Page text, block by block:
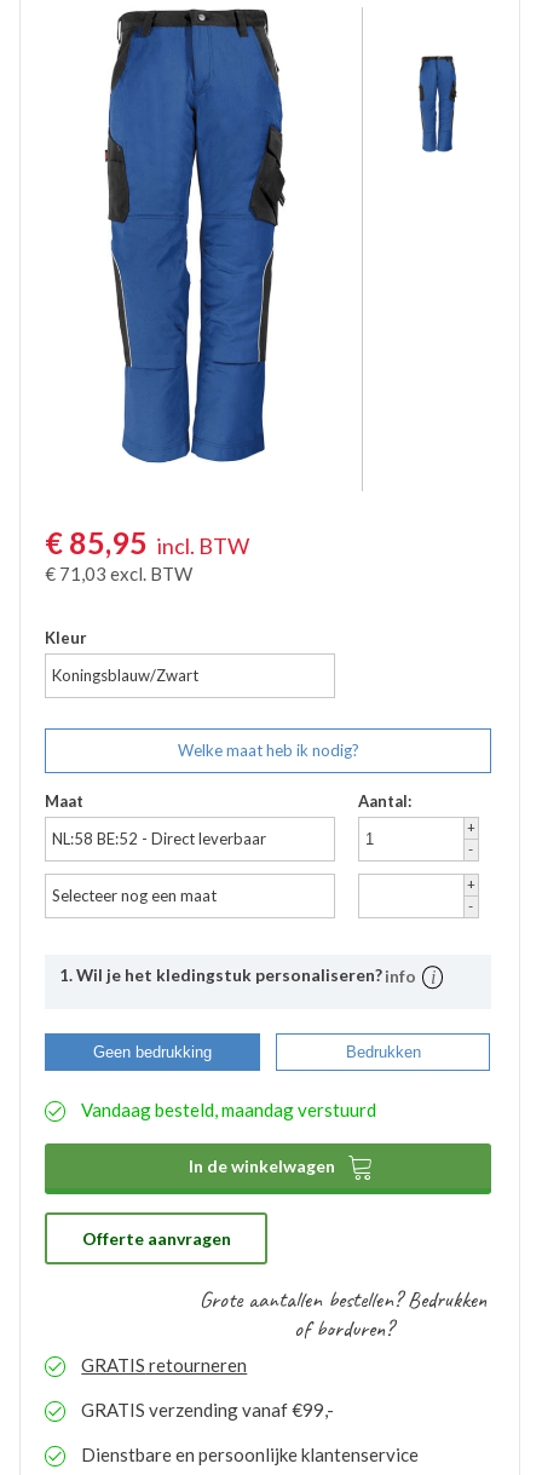
Korte Werkbroeken
Stretch Werkbroeken
Veiligheidsbroeken
Schildersbroeken
Brandvertragende broeken
Thermobroeken
Dames Werkbroeken
Accessoires
€ 85,95 incl. BTW
€ 71,03 excl. BTW
Kleur
Koningsblauw/Zwart
Welke maat heb ik nodig?
Maat
NL:58 BE:52 - Direct leverbaar
Aantal:
+
-
Selecteer nog een maat
+
-
1. Wil je het kledingstuk personaliseren?info
Bij Bevazet kunt u uw bedrijfskleding ook laten
bedrukken. Middels onderstaande stappen kunt u
aangemaakte bedrukkingsprofielen worden
hoeft u bij eventuele nabestellingen niet nogmaals het
proces te doorlopen. De bestelde logo’s kunnen door
ons gratis op voorraad gehouden worden. Bij eventuele
nabestellingen is uw voorraad bekend en kunt u de
logo’s toepassen op elk gewenste artikel.
Geen bedrukking Bedrukken
Vandaag besteld, maandag verstuurd
In de winkelwagen 
Offerte aanvragen
Grote aantallen bestellen? Bedrukken
of borduren?
GRATIS retourneren
GRATIS verzending vanaf €99,-
Dienstbare en persoonlijke klantenservice